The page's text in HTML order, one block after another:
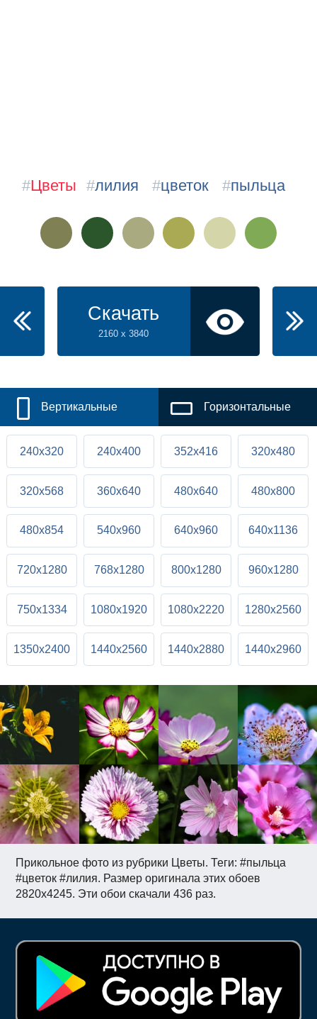
Прикольное фото из рубрики Цветы. Теги: #пыльца
#цветок #лилия. Размер оригинала этих обоев
2820x4245. Эти обои скачали 436 раз.
#Цветы #лилия #цветок #пыльца
Скачать
2160 x 3840
Вертикальные Горизонтальные
240x320 240x400 352x416 320x480
320x568 360x640 480x640 480x800
480x854 540x960 640x960 640x1136
720x1280 768x1280 800x1280 960x1280
750x1334 1080x1920 1080x2220 1280x2560
1350x2400 1440x2560 1440x2880 1440x2960